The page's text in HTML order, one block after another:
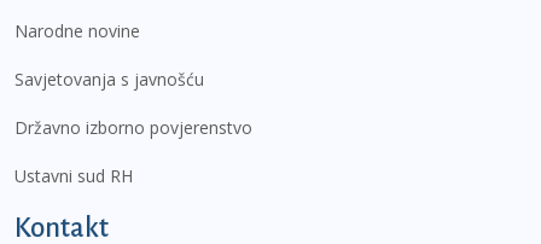
Narodne novine
Savjetovanja s javnošću
Državno izborno povjerenstvo
Ustavni sud RH
Kontakt